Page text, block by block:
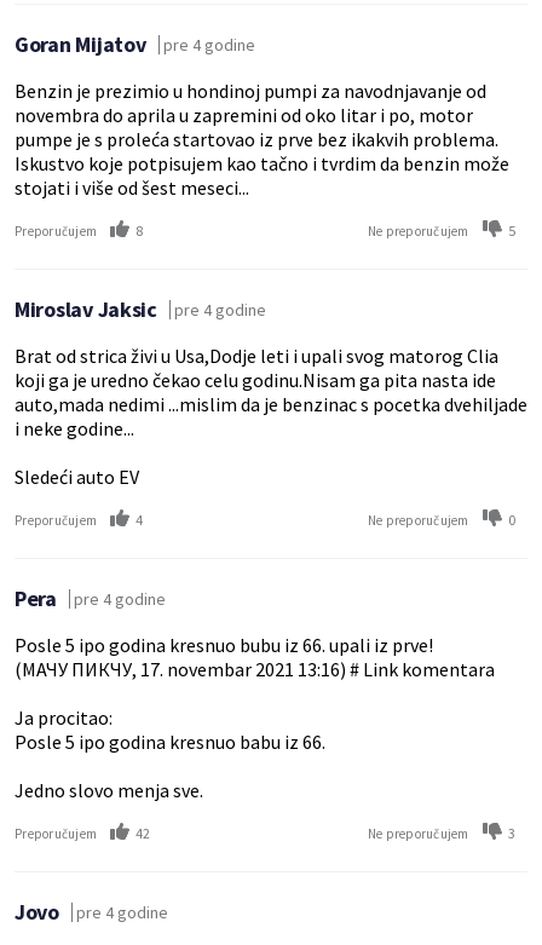
Goran Mijatov pre 4 godine
Benzin je prezimio u hondinoj pumpi za navodnjavanje od
novembra do aprila u zapremini od oko litar i po, motor
pumpe je s proleća startovao iz prve bez ikakvih problema.
Iskustvo koje potpisujem kao tačno i tvrdim da benzin može
stojati i više od šest meseci...
Preporučujem 8 Ne preporučujem 5
Miroslav Jaksic pre 4 godine
Brat od strica živi u Usa,Dodje leti i upali svog matorog Clia
koji ga je uredno čekao celu godinu.Nisam ga pita nasta ide
auto,mada nedimi ...mislim da je benzinac s pocetka dvehiljade
i neke godine...
Sledeći auto EV
Preporučujem 4 Ne preporučujem 0
Pera pre 4 godine
Posle 5 ipo godina kresnuo bubu iz 66. upali iz prve!
(МАЧУ ПИКЧУ, 17. novembar 2021 13:16) # Link komentara
Ja procitao:
Posle 5 ipo godina kresnuo babu iz 66.
Jedno slovo menja sve.
Preporučujem 42 Ne preporučujem 3
Jovo pre 4 godine